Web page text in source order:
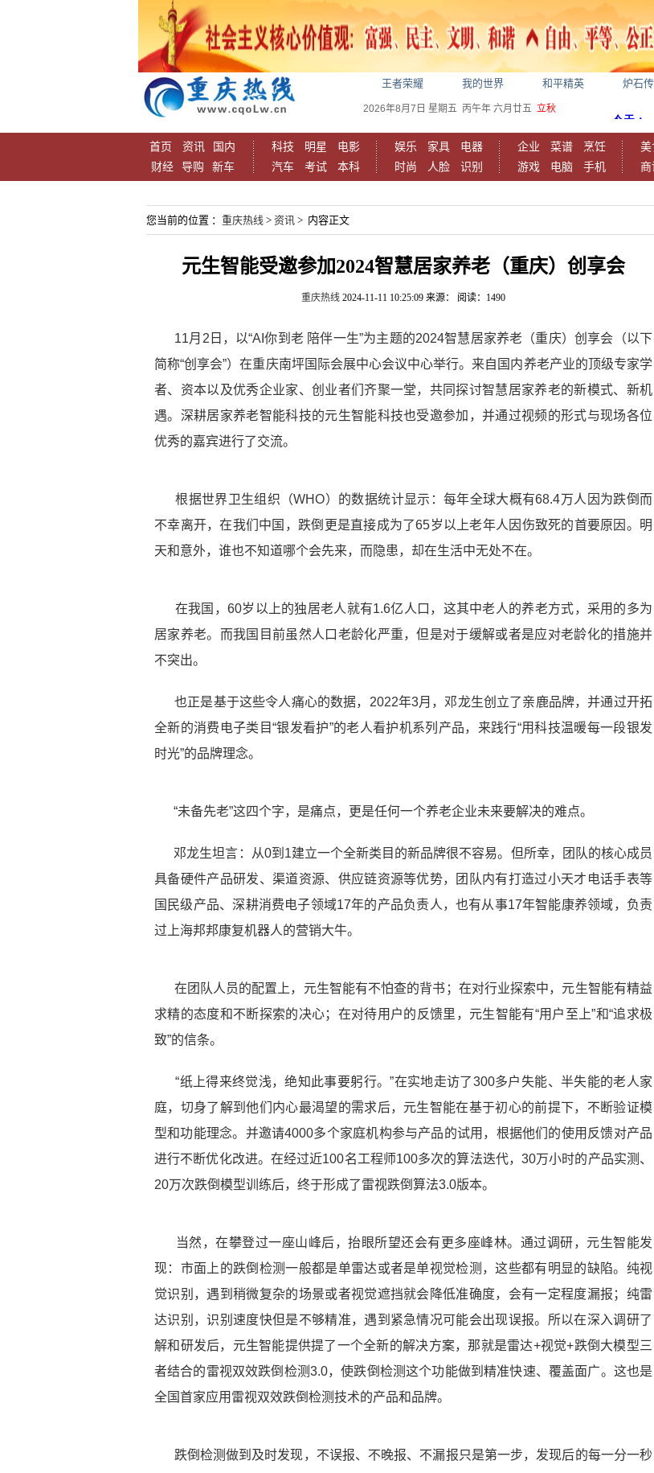
王者荣耀 我的世界 和平精英 炉石
2026年8月7日 星期五 丙午年 六月廿五 立秋
首页 资讯
国内
财经
导购 新车
科技 明星
电影
汽车
考试 本科
娱乐 家具
电器
时尚
人脸 识别
企业 菜谱
烹饪
游戏
电脑 手机
美
商
您当前的位置 ： 重庆热线 > 资讯 > 内容正文
元生智能受邀参加2024智慧居家养老（重庆）创享会
重庆热线 2024-11-11 10:25:09 来源： 阅读：1490
11月2日，以“AI你到老 陪伴一生”为主题的2024智慧居家养老（重庆）创享会（以下
简称“创享会”）在重庆南坪国际会展中心会议中心举行。来自国内养老产业的顶级专家学
者、资本以及优秀企业家、创业者们齐聚一堂，共同探讨智慧居家养老的新模式、新机
遇。深耕居家养老智能科技的元生智能科技也受邀参加，并通过视频的形式与现场各位
优秀的嘉宾进行了交流。
根据世界卫生组织（WHO）的数据统计显示：每年全球大概有68.4万人因为跌倒而
不幸离开，在我们中国，跌倒更是直接成为了65岁以上老年人因伤致死的首要原因。明
天和意外，谁也不知道哪个会先来，而隐患，却在生活中无处不在。
在我国，60岁以上的独居老人就有1.6亿人口，这其中老人的养老方式，采用的多为
居家养老。而我国目前虽然人口老龄化严重，但是对于缓解或者是应对老龄化的措施并
不突出。
也正是基于这些令人痛心的数据，2022年3月，邓龙生创立了亲鹿品牌，并通过开拓
全新的消费电子类目“银发看护”的老人看护机系列产品，来践行“用科技温暖每一段银发
时光”的品牌理念。
“未备先老”这四个字，是痛点，更是任何一个养老企业未来要解决的难点。
邓龙生坦言：从0到1建立一个全新类目的新品牌很不容易。但所幸，团队的核心成员
具备硬件产品研发、渠道资源、供应链资源等优势，团队内有打造过小天才电话手表等
国民级产品、深耕消费电子领域17年的产品负责人，也有从事17年智能康养领域，负责
过上海邦邦康复机器人的营销大牛。
在团队人员的配置上，元生智能有不怕查的背书；在对行业探索中，元生智能有精益
求精的态度和不断探索的决心；在对待用户的反馈里，元生智能有“用户至上”和“追求极
致”的信条。
“纸上得来终觉浅，绝知此事要躬行。”在实地走访了300多户失能、半失能的老人家
庭，切身了解到他们内心最渴望的需求后，元生智能在基于初心的前提下，不断验证模
型和功能理念。并邀请4000多个家庭机构参与产品的试用，根据他们的使用反馈对产品
进行不断优化改进。在经过近100名工程师100多次的算法迭代，30万小时的产品实测、
20万次跌倒模型训练后，终于形成了雷视跌倒算法3.0版本。
当然，在攀登过一座山峰后，抬眼所望还会有更多座峰林。通过调研，元生智能发
现：市面上的跌倒检测一般都是单雷达或者是单视觉检测，这些都有明显的缺陷。纯视
觉识别，遇到稍微复杂的场景或者视觉遮挡就会降低准确度，会有一定程度漏报；纯雷
达识别，识别速度快但是不够精准，遇到紧急情况可能会出现误报。所以在深入调研了
解和研发后，元生智能提供提了一个全新的解决方案，那就是雷达+视觉+跌倒大模型三
者结合的雷视双效跌倒检测3.0，使跌倒检测这个功能做到精准快速、覆盖面广。这也是
全国首家应用雷视双效跌倒检测技术的产品和品牌。
跌倒检测做到及时发现，不误报、不晚报、不漏报只是第一步，发现后的每一分一秒